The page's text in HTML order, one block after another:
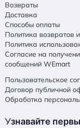
Возвраты
Доставка
Способы оплаты
Политика возвратов
Политика
Согласие на
сообщений WEmart
Пользовательское
Договор публичной
Обработка
Узнавайте